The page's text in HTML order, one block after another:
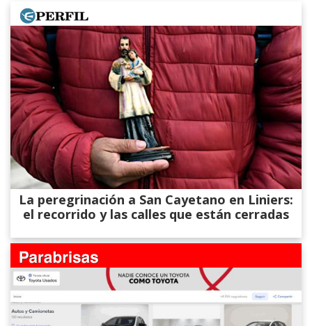
La peregrinación a San Cayetano en Liniers:
el recorrido y las calles que están cerradas